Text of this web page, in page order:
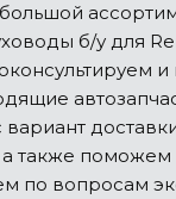
б/у для
также поможем
по вопросам